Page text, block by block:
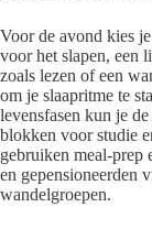
Voor de avond kies
voor het slapen, een
zoals lezen of een
om je slaapritme te
levensfasen kun je
blokken voor studie
gebruiken meal-prep
en gepensioneerden
wandelgroepen.